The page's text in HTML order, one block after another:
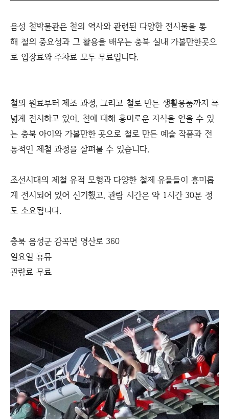
음성 철박물관은 철의 역사와 관련된 다양한 전시물을 통
해 철의 중요성과 그 활용을 배우는 충북 실내 가볼만한곳으
로 입장료와 주차료 모두 무료입니다.
철의 원료부터 제조 과정, 그리고 철로 만든 생활용품까지 폭
넓게 전시하고 있어, 철에 대해 흥미로운 지식을 얻을 수 있
는 충북 아이와 가볼만한 곳으로 철로 만든 예술 작품과 전
통적인 제철 과정을 살펴볼 수 있습니다.
조선시대의 제철 유적 모형과 다양한 철제 유물들이 흥미롭
게 전시되어 있어 신기했고, 관람 시간은 약 1시간 30분 정
도 소요됩니다.
충북 음성군 감곡면 영산로 360
일요일 휴뮤
관람료 무료